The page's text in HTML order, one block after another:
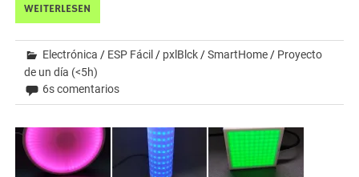
WEITERLESEN
Electrónica / ESP Fácil / pxlBlck /SmartHome / Proyecto
de un día (<5h)
6s comentarios